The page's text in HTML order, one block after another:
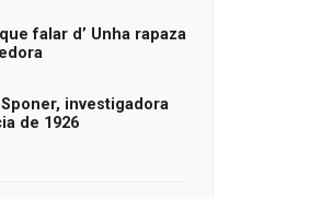
falar d’ Unha rapaza
investigadora
de 1926